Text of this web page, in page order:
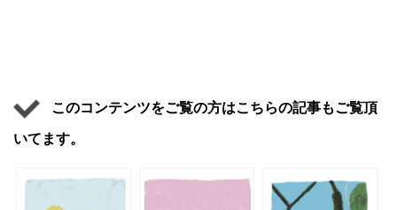
このコンテンツをご覧の方はこちらの記事もご覧頂
いてます。